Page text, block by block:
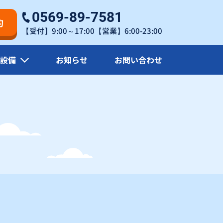
0569-89-7581
【受付】9:00～17:00【営業】6:00-23:00
設備 お知らせ お問い合わせ
〇
22
〇
〇 〇